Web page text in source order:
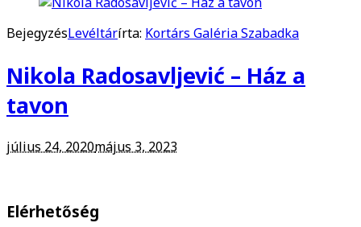
BejegyzésLevéltárírta: Kortárs Galéria Szabadka
Nikola Radosavljević – Ház a
tavon
július 24, 2020május 3, 2023
Elérhetőség